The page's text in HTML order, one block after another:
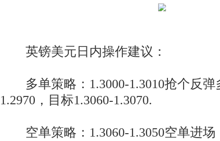
英镑美元日内操作建议：
多单策略：1.3000-1.3010抢个反弹
1.2970，目标1.3060-1.3070.
空单策略：1.3060-1.3050空单进场